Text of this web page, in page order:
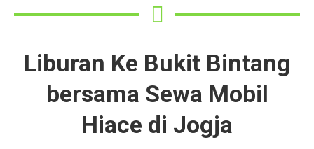
Liburan Ke Bukit Bintang
bersama Sewa Mobil
Hiace di Jogja